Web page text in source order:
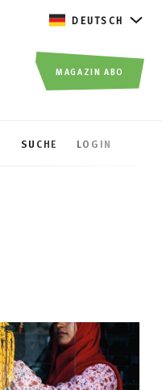
DEUTSCH
SUCHE LOGIN
MAGAZIN ABO